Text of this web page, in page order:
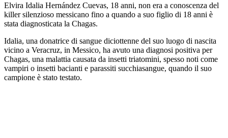
Elvira Idalia Hernández Cuevas, 18 anni, non era a conoscenza del
killer silenzioso messicano fino a quando a suo figlio di 18 anni è
stata diagnosticata la Chagas.
Idalia, una donatrice di sangue diciottenne del suo luogo di nascita
vicino a Veracruz, in Messico, ha avuto una diagnosi positiva per
Chagas, una malattia causata da insetti triatomini, spesso noti come
vampiri o insetti bacianti e parassiti succhiasangue, quando il suo
campione è stato testato.